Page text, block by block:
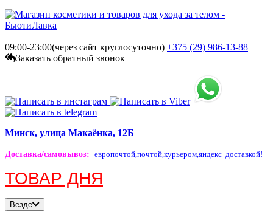
09:00-23:00(через сайт круглосуточно) +375 (29) 986-13-88
Заказать обратный звонок
Минск, улица Макаёнка, 12Б
Доставка/самовывоз: европочтой,почтой,курьером,яндекс доставкой!
ТОВАР ДНЯ
Везде